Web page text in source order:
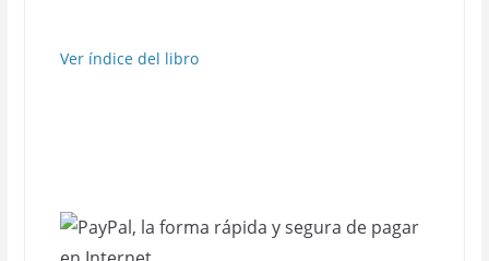
Ver índice del libro